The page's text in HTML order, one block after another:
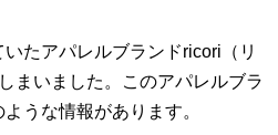
たアパレルブランドricori（リ
まいました。このアパレルブラ
うな情報があります。